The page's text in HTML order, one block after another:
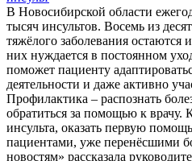
В Новосибирской области
тысяч инсультов. Восемь из
тяжёлого заболевания остаются
них нуждается в постоянном
поможет пациенту
деятельности и даже активно
Профилактика – распознать
обратиться за помощью к врачу.
инсульта, оказать первую
пациентами, уже перенёсшими
новостям» рассказала